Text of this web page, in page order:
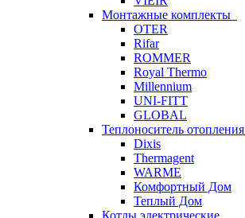
Монтажные комплекты
OTER
Rifar
ROMMER
Royal Thermo
Millennium
UNI-FITT
GLOBAL
Теплоноситель отопления
Dixis
Thermagent
WARME
Комфортный Дом
Теплый Дом
Котлы электрические